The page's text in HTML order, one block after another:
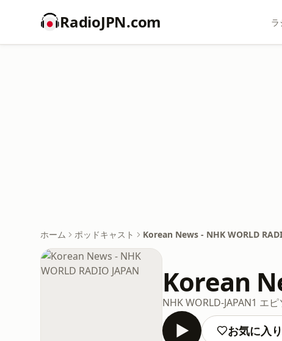
RadioJPN.com ラ
ホーム ポッドキャスト Korean News - NHK WORLD
Korean
NHK WORLD-JAPAN1 エピ
お気に入り